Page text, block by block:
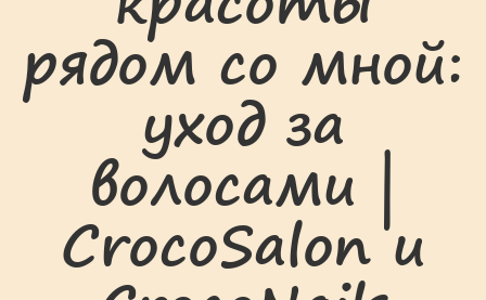
рядом со мной:
уход за
волосами |
CrocoSalon и